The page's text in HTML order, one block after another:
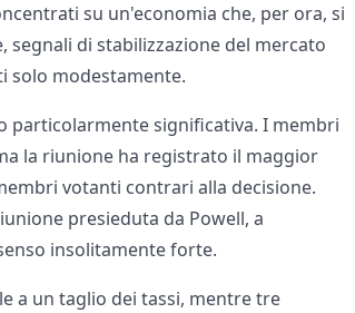
su un'economia che, per ora, si
di stabilizzazione del mercato
solo modestamente.
particolarmente significativa. I membri
la riunione ha registrato il maggior
votanti contrari alla decisione.
presieduta da Powell, a
insolitamente forte.
a un taglio dei tassi, mentre tre